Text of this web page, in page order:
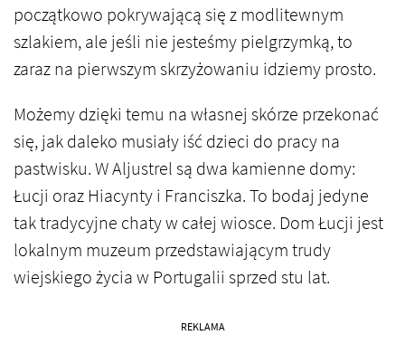
początkowo pokrywającą się z modlitewnym
szlakiem, ale jeśli nie jesteśmy pielgrzymką, to
zaraz na pierwszym skrzyżowaniu idziemy prosto.
Możemy dzięki temu na własnej skórze przekonać
się, jak daleko musiały iść dzieci do pracy na
pastwisku. W Aljustrel są dwa kamienne domy:
Łucji oraz Hiacynty i Franciszka. To bodaj jedyne
tak tradycyjne chaty w całej wiosce. Dom Łucji jest
lokalnym muzeum przedstawiającym trudy
wiejskiego życia w Portugalii sprzed stu lat.
REKLAMA